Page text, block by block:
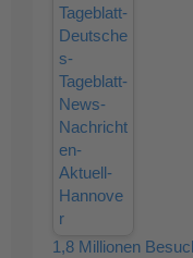
1,8 Millionen